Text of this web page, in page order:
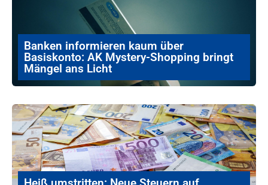
Banken informieren kaum über
Basiskonto: AK Mystery-Shopping bringt
Mängel ans Licht